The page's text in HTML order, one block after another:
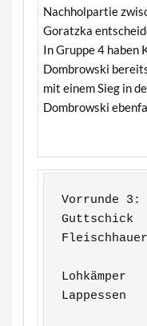
Nachholpartie
Goratzka
In Gruppe 4 haben
Dombrowski
mit einem Sieg in
Dombrowski
Vorrunde 3:
Lohkämper